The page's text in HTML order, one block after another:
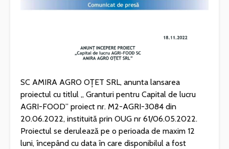
SC AMIRA AGRO OȚET SRL, anunta lansarea
proiectul cu titlul „ Granturi pentru Capital de lucru
AGRI-FOOD” proiect nr. M2-AGRI-3084 din
20.06.2022, instituită prin OUG nr 61/06.05.2022.
Proiectul se derulează pe o perioada de maxim 12
luni, începând cu data în care disponibilul a fost